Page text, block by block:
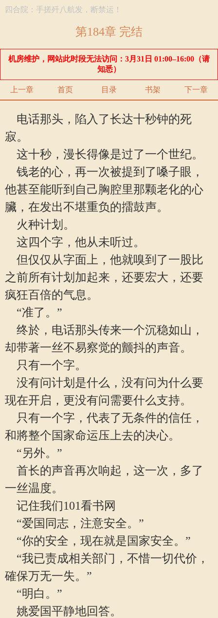
四合院：手搓歼八航发，断禁运！
第184章 完结
机房维护，网站此时段无法访问：3月31日 01:00–16:00（请
知悉）
上一章 首页 目录 书架 下一章
电话那头，陷入了长达十秒钟的死
寂。
这十秒，漫长得像是过了一个世纪。
钱老的心，再一次被提到了嗓子眼，
他甚至能听到自己胸腔里那颗老化的心
臟，在发出不堪重负的擂鼓声。
火种计划。
这四个字，他从未听过。
但仅仅从字面上，他就嗅到了一股比
之前所有计划加起来，还要宏大，还要
疯狂百倍的气息。
“准了。”
终於，电话那头传来一个沉稳如山，
却带著一丝不易察觉的颤抖的声音。
只有一个字。
没有问计划是什么，没有问为什么要
现在开启，更没有问需要什么支持。
只有一个字，代表了无条件的信任，
和將整个国家命运压上去的决心。
“另外。”
首长的声音再次响起，这一次，多了
一丝温度。
记住我们101看书网
“爱国同志，注意安全。”
“你的安全，现在就是国家安全。”
“我已责成相关部门，不惜一切代价，
確保万无一失。”
“明白。”
姚爱国平静地回答。